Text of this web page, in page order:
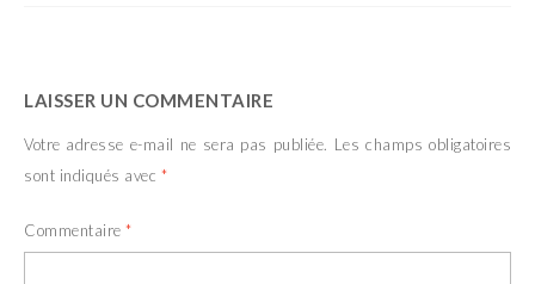
LAISSER UN COMMENTAIRE
Votre adresse e-mail ne sera pas publiée. Les champs obligatoires
sont indiqués avec *
Commentaire *